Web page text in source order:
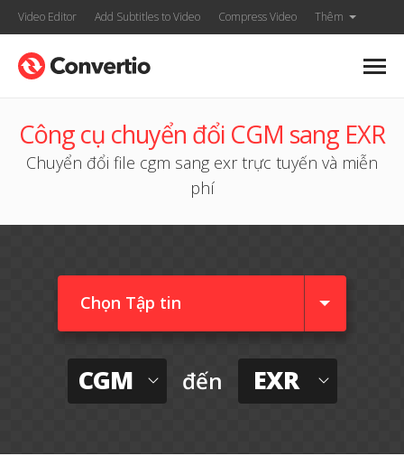
Video Editor Add Subtitles to Video Compress Video Thêm
Công cụ chuyển đổi CGM sang EXR
Chuyển đổi file cgm sang exr trực tuyến và miễn
phí
Chọn Tập tin
CGM đến EXR